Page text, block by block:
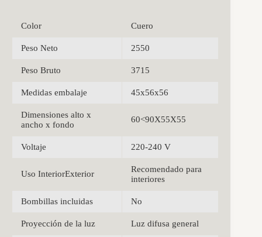
Color Cuero
Peso Neto 2550
Peso Bruto 3715
Medidas embalaje 45x56x56
Dimensiones alto x
ancho x fondo
60<90X55X55
Voltaje 220-240 V
Uso InteriorExterior
Recomendado para
interiores
Bombillas incluidas No
Proyección de la luz Luz difusa general